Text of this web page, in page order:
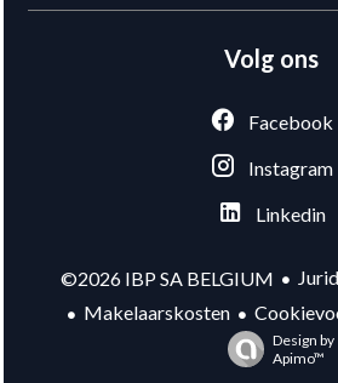
Volg ons
Facebook
Instagram
Linkedin
©2026 IBP SA BELGIUM
Makelaarskosten
Design by
Apimo™